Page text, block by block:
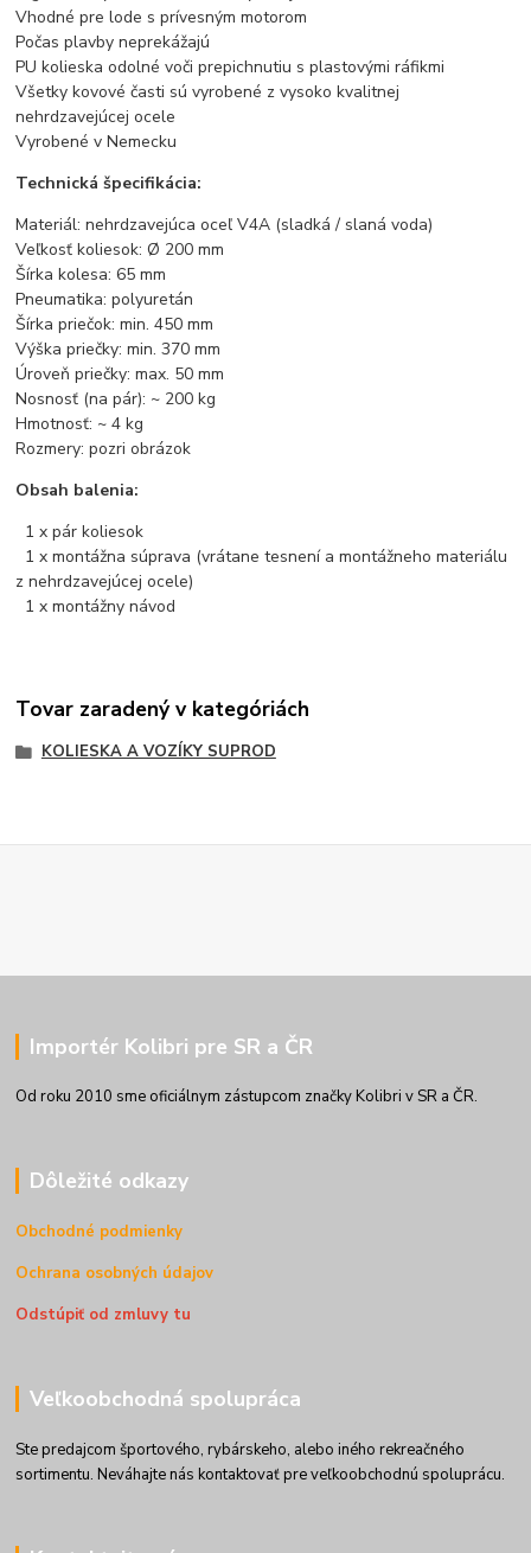
Vhodné pre lode s prívesným motorom
Počas plavby neprekážajú
PU kolieska odolné voči prepichnutiu s plastovými ráfikmi
Všetky kovové časti sú vyrobené z vysoko kvalitnej
nehrdzavejúcej ocele
Vyrobené v Nemecku
Technická špecifikácia:
Materiál: nehrdzavejúca oceľ V4A (sladká / slaná voda)
Veľkosť koliesok: Ø 200 mm
Šírka kolesa: 65 mm
Pneumatika: polyuretán
Šírka priečok: min. 450 mm
Výška priečky: min. 370 mm
Úroveň priečky: max. 50 mm
Nosnosť (na pár): ~ 200 kg
Hmotnosť: ~ 4 kg
Rozmery: pozri obrázok
Obsah balenia:
1 x pár koliesok
1 x montážna súprava (vrátane tesnení a montážneho materiálu
z nehrdzavejúcej ocele)
1 x montážny návod
Tovar zaradený v kategóriách
KOLIESKA A VOZÍKY SUPROD
Importér Kolibri pre SR a ČR
Od roku 2010 sme oficiálnym zástupcom značky Kolibri v SR a ČR.
Dôležité odkazy
Obchodné podmienky
Ochrana osobných údajov
Odstúpiť od zmluvy tu
Veľkoobchodná spolupráca
Ste predajcom športového, rybárskeho, alebo iného rekreačného
sortimentu. Neváhajte nás kontaktovať pre veľkoobchodnú spoluprácu.